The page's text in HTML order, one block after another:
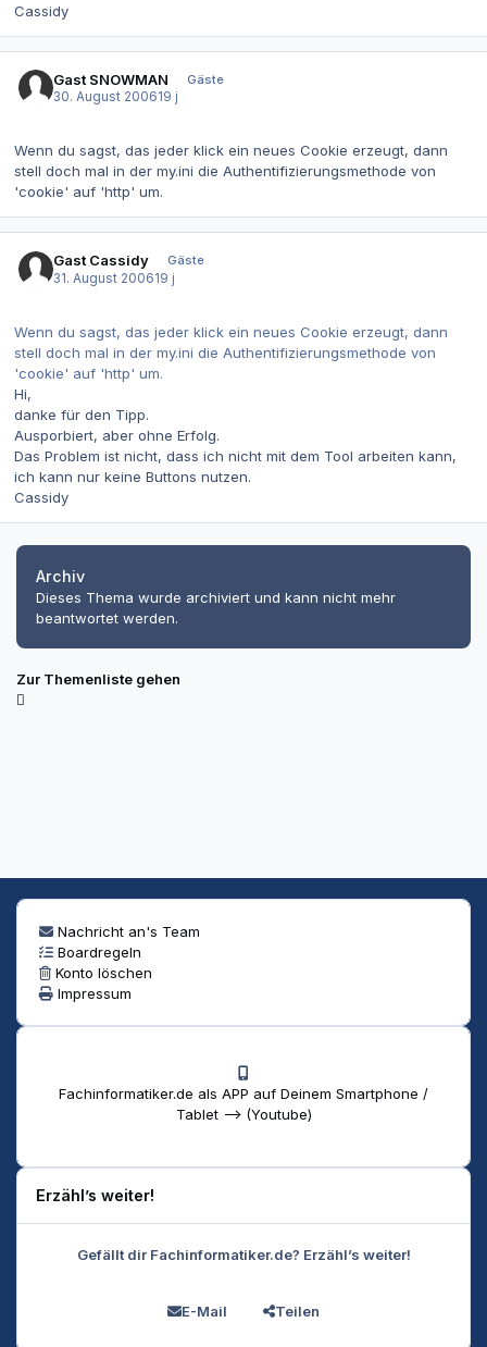
Cassidy
Gast SNOWMAN
Gäste
30. August 200619 j
Wenn du sagst, das jeder klick ein neues Cookie erzeugt, dann
stell doch mal in der my.ini die Authentifizierungsmethode von
'cookie' auf 'http' um.
Gast Cassidy
Gäste
31. August 200619 j
Wenn du sagst, das jeder klick ein neues Cookie erzeugt, dann
stell doch mal in der my.ini die Authentifizierungsmethode von
'cookie' auf 'http' um.
Hi,
danke für den Tipp.
Ausporbiert, aber ohne Erfolg.
Das Problem ist nicht, dass ich nicht mit dem Tool arbeiten kann,
ich kann nur keine Buttons nutzen.
Cassidy
Archiv
Dieses Thema wurde archiviert und kann nicht mehr
beantwortet werden.
Zur Themenliste gehen
Nachricht an's Team
Boardregeln
Konto löschen
Impressum
Fachinformatiker.de als APP auf Deinem Smartphone /
Tablet --> (Youtube)
Erzähl’s weiter!
Gefällt dir Fachinformatiker.de? Erzähl’s weiter!
E-Mail Teilen